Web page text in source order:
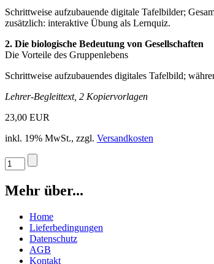
Schrittweise aufzubauende digitale Tafelbilder;
zusätzlich: interaktive Übung als Lernquiz.
2. Die biologische Bedeutung von Gesellschaften
Die Vorteile des Gruppenlebens
Schrittweise aufzubauendes digitales Tafelbild;
Lehrer-Begleittext, 2 Kopiervorlagen
23,00 EUR
inkl. 19% MwSt., zzgl. Versandkosten
Mehr über...
Home
Lieferbedingungen
Datenschutz
AGB
Kontakt